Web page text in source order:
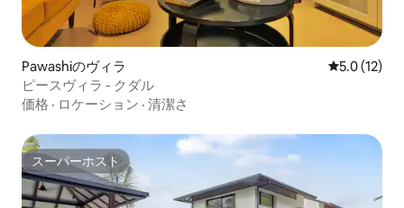
Pawashiのヴィラ レビュー12
5.0 (12)
ピースヴィラ - クダル
価格 · ロケーション · 清潔さ
スーパーホスト
スーパーホスト